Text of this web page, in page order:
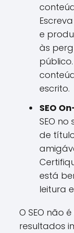
e
às
escrito.
SEO
SEO
de
está
leitura
O SEO não
resultados